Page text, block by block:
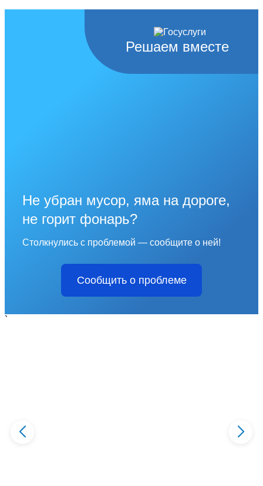
Решаем вместе
Не убран мусор, яма на дороге,
не горит фонарь?
Столкнулись с проблемой — сообщите о ней!
Сообщить о проблеме
`